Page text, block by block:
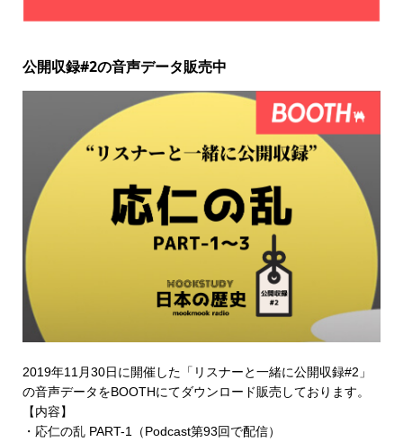
公開収録#2の音声データ販売中
2019年11月30日に開催した「リスナーと一緒に公開収録#2」
の音声データをBOOTHにてダウンロード販売 しております。
【内容】
・応仁の乱 PART-1（Podcast第93回で配信）